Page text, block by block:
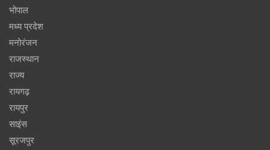
भोपाल
मध्य प्रदेश
मनोरंजन
राजस्थान
राज्य
रायगढ़
रायपुर
साइंस
सूरजपुर